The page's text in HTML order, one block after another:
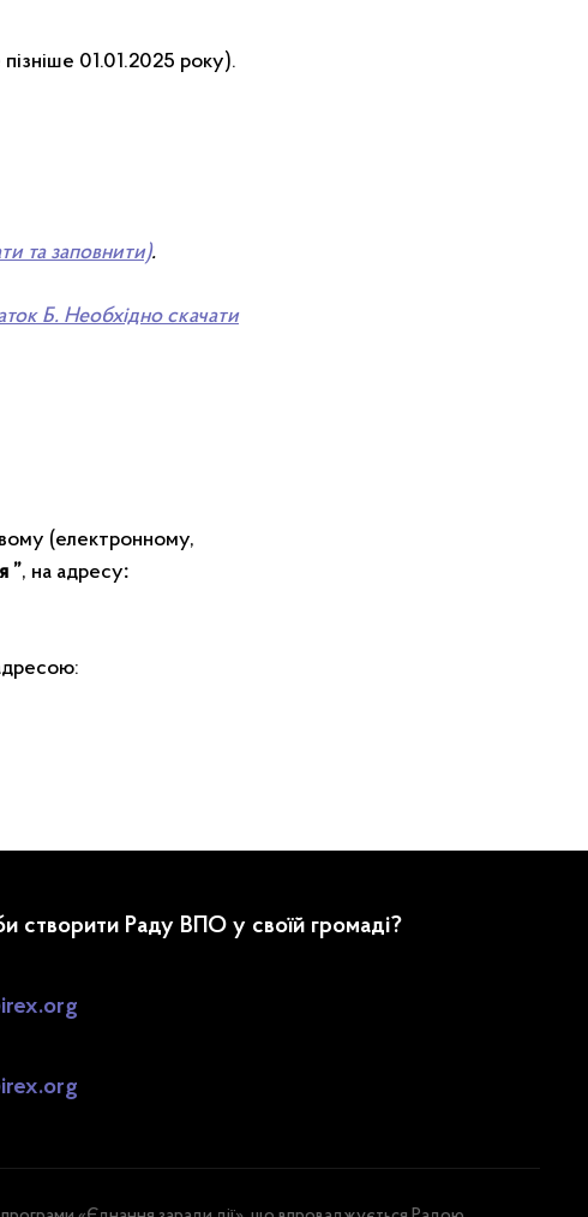
01.01.2025 року).
та заповнити).
Б. Необхідно скачати
(електронному,
”, на адресу:
створити Раду ВПО у своїй громаді?